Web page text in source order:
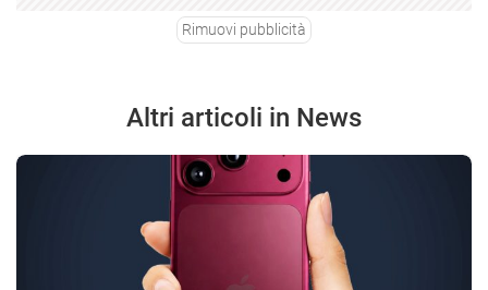
Rimuovi pubblicità
Altri articoli in News